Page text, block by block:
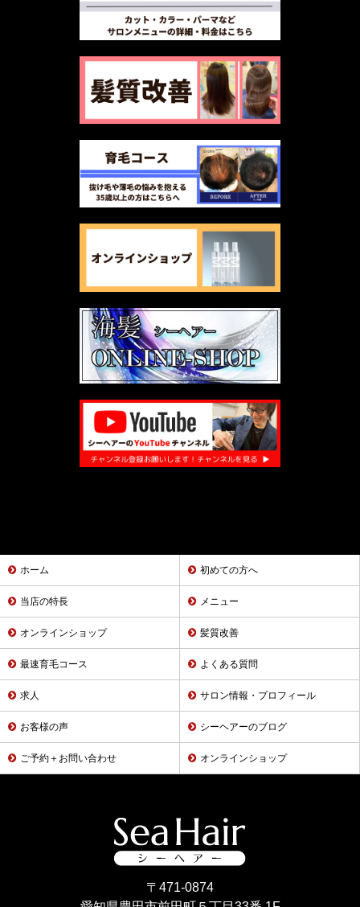
ホーム 初めての方へ
当店の特長 メニュー
オンラインショップ 髪質改善
最速育毛コース よくある質問
求人 サロン情報・プロフィール
お客様の声 シーヘアーのブログ
ご予約＋お問い合わせ オンラインショップ
〒471-0874